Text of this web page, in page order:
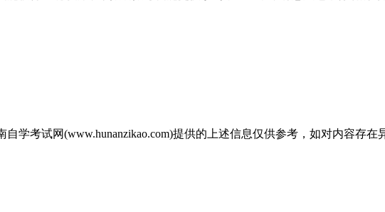
学考试网(www.hunanzikao.com)提供的上述信息仅供参考，如对内容存在